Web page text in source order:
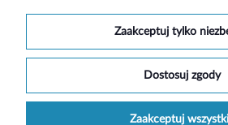
O nas
zaakceptuj tylko
dostosuj zgody
zaakceptuj